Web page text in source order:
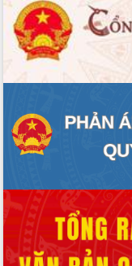
VĂN BẢN HĐND TỈNH
ĐIỂM TIN VĂN BẢN
QUY HOẠCH - KẾ HOẠCH